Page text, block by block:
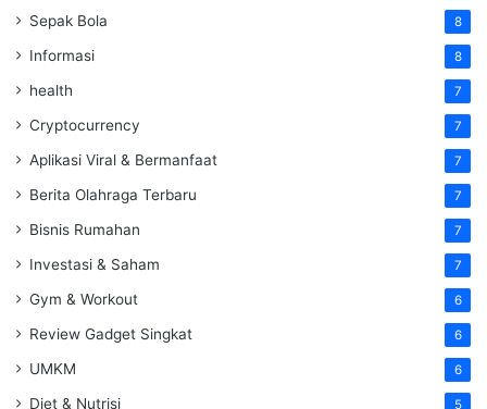
Sepak Bola 8
Informasi 8
health 7
Cryptocurrency 7
Aplikasi Viral & Bermanfaat 7
Berita Olahraga Terbaru 7
Bisnis Rumahan 7
Investasi & Saham 7
Gym & Workout 6
Review Gadget Singkat 6
UMKM 6
Diet & Nutrisi 5